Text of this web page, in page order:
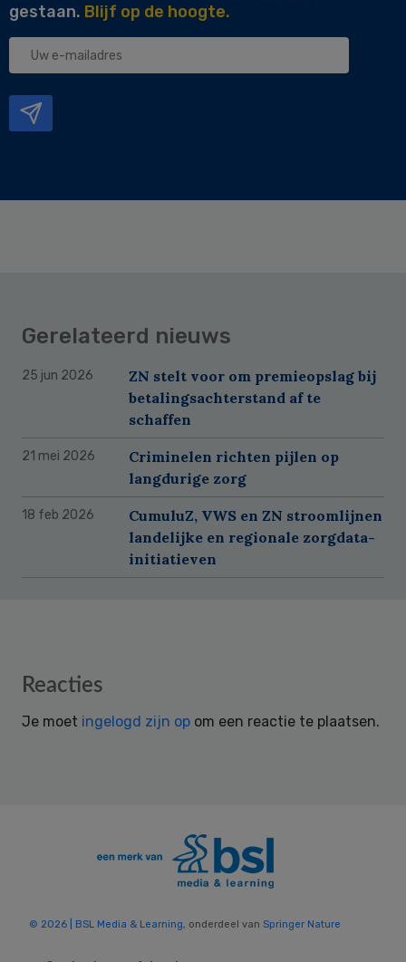
gestaan. Blijf op de hoogte.
Uw
Gerelateerd nieuws
25 jun 2026
ZN stelt voor om premieopslag bij
betalingsachterstand af te
schaffen
21 mei 2026
Criminelen richten pijlen op
langdurige zorg
18 feb 2026
CumuluZ, VWS en ZN stroomlijnen
landelijke en regionale zorgdata-
initiatieven
Reader
Reacties
Je moet ingelogd zijn op om een reactie te plaatsen.
© 2026 | BSL Media & Learning, onderdeel van Springer Nature